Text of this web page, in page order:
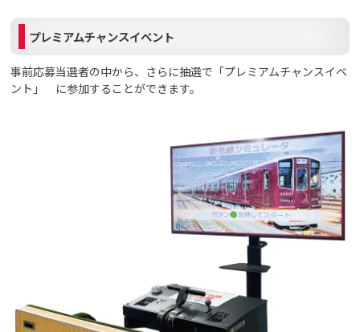
プレミアムチャンスイベント
事前応募当選者の中から、さらに抽選で「プレミアムチャンスイベ
ント」 に参加することができます。